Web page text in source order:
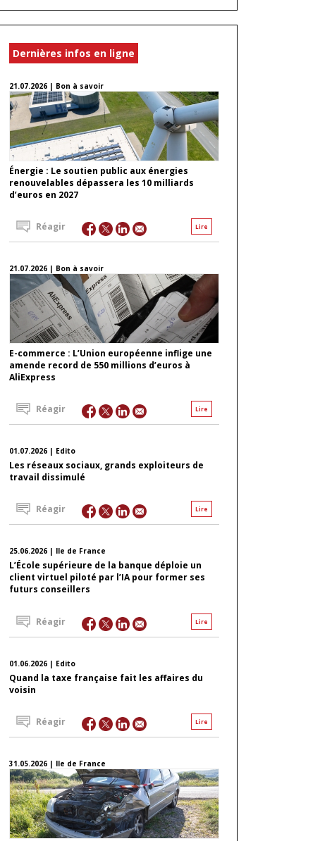
Dernières infos en ligne
21.07.2026 | Bon à savoir
Énergie : Le soutien public aux énergies
renouvelables dépassera les 10 milliards
d’euros en 2027
Lire
Réagir
21.07.2026 | Bon à savoir
E-commerce : L’Union européenne inflige une
amende record de 550 millions d’euros à
AliExpress
Lire
Réagir
01.07.2026 | Edito
Les réseaux sociaux, grands exploiteurs de
travail dissimulé
Lire
Réagir
25.06.2026 | Ile de France
L’École supérieure de la banque déploie un
client virtuel piloté par l’IA pour former ses
futurs conseillers
Lire
Réagir
01.06.2026 | Edito
Quand la taxe française fait les affaires du
voisin
Lire
Réagir
31.05.2026 | Ile de France